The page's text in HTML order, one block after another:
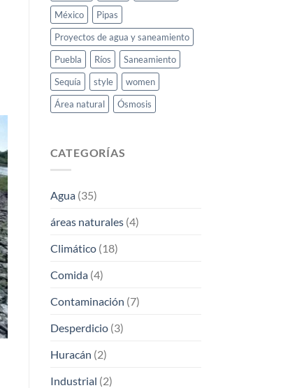
México
Pipas
Proyectos de agua y saneamiento
Puebla
Ríos
Saneamiento
Sequía
style
women
Área natural
Ósmosis
CATEGORÍAS
Agua(35)
áreas naturales(4)
Climático(18)
Comida(4)
Contaminación (7)
Desperdicio(3)
Huracán (2)
Industrial (2)